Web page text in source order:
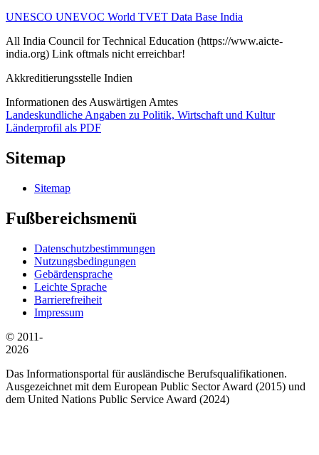
UNESCO UNEVOC World TVET Data Base India
All India Council for Technical Education (https://www.aicte-
india.org) Link oftmals nicht erreichbar!
Akkreditierungsstelle Indien
Informationen des Auswärtigen Amtes
Landeskundliche Angaben zu Politik, Wirtschaft und Kultur
Länderprofil als PDF
Sitemap
Sitemap
Fußbereichsmenü
Datenschutzbestimmungen
Nutzungsbedingungen
Gebärdensprache
Leichte Sprache
Barrierefreiheit
Impressum
© 2011-
2026
Das Informationsportal für ausländische Berufsqualifikationen.
Ausgezeichnet mit dem European Public Sector Award (2015) und
dem United Nations Public Service Award (2024)